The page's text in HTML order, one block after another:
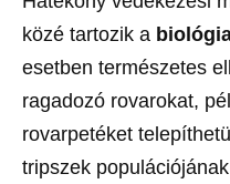
közé tartozik a
esetben természetes
ragadozó rovarokat,
rovarpetéket
tripszek